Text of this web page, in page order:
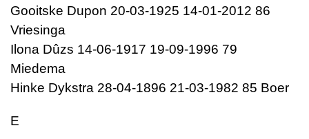
Gooitske Dupon 20-03-1925 14-01-2012 86
Vriesinga
Ilona Dûzs 14-06-1917 19-09-1996 79
Miedema
Hinke Dykstra 28-04-1896 21-03-1982 85 Boer
E